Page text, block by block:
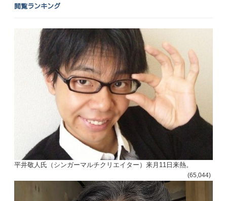
閲覧ランキング
平井敬人氏（シンガーマルチクリエイター）来月11日来熱。
(65,044)